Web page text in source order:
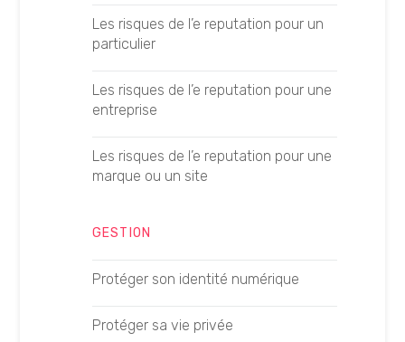
Histoire de Google
Linkbaiting
Meta Description
PBN
SEA
Créer un guide d’achat GEO
Créer une page locale GEO
Créer une fiche produit GEO
Optimiser la longueur d’un contenu
Fact-checker un contenu GEO
Définir ses prompts GEO
Les risques de l’e reputation pour un
particulier
Les risques de l’e reputation pour une
entreprise
Les risques de l’e reputation pour une
marque ou un site
GESTION
Protéger son identité numérique
Protéger sa vie privée